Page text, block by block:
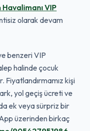
VIP
olarak devam
benzeri VIP
halinde çocuk
kişi
yol geçiş ücreti ve
ek veya sürpriz bir
üzerinden birkaç